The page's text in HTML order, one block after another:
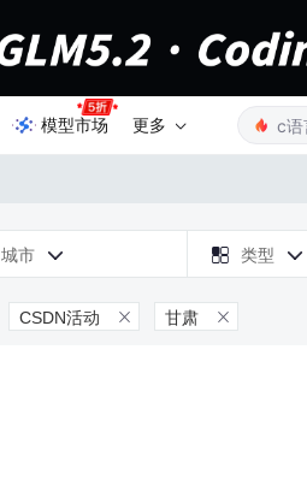
模型市场 更多
城市   类型 
CSDN活动  甘肃 